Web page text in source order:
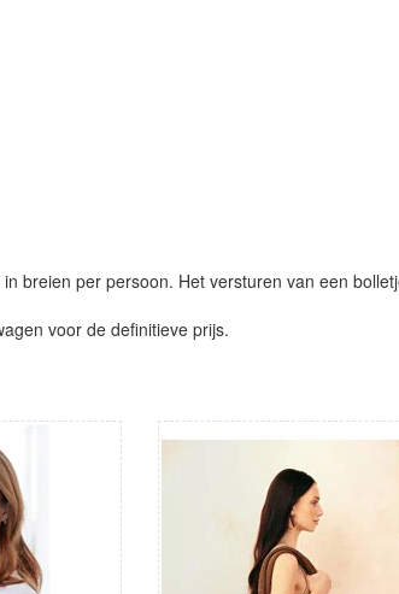
breien per persoon. Het versturen van een
voor de definitieve prijs.